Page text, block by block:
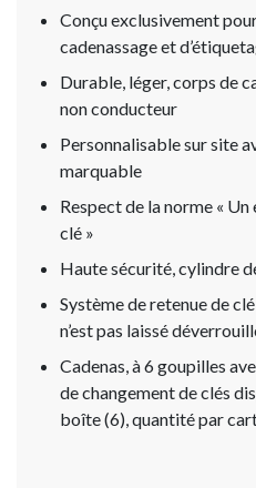
Conçu exclusivement
cadenassage et
Durable, léger, corps de
non conducteur
Personnalisable sur site
marquable
Respect de la norme «
clé »
Haute sécurité, cylindre
Système de retenue de
n’est pas laissé
Cadenas, à 6 goupilles
de changement de clés
boîte (6), quantité par